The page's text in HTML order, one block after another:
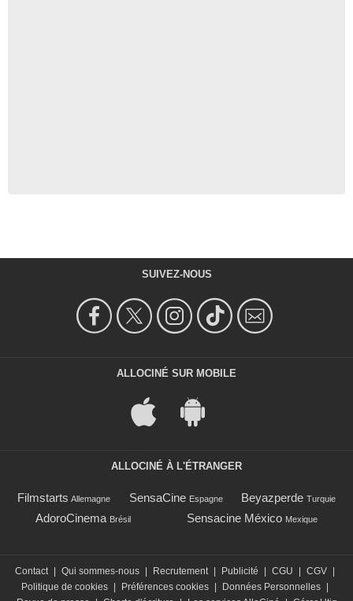
SUIVEZ-NOUS
ALLOCINÉ SUR MOBILE
ALLOCINÉ À L'ÉTRANGER
Filmstarts Allemagne SensaCine Espagne Beyazperde Turquie
AdoroCinema Brésil Sensacine México Mexique
Contact | Qui sommes-nous | Recrutement | Publicité | CGU | CGV |
Politique de cookies | Préférences cookies | Données Personnelles |